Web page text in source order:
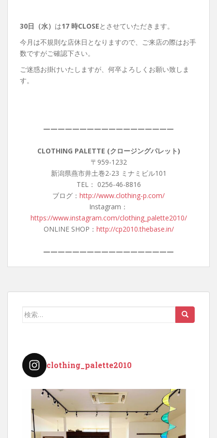
30日（水） は17 時CLOSEとさせていただきます。
今月は不規則な店休日となりますので、ご来店の際はお手
数ですがご確認下さい。
ご迷惑お掛けいたしますが、何卒よろしくお願い致しま
す。
——————————————————
CLOTHING PALETTE (クロージングパレット)
〒959-1232
新潟県燕市井土巻2-23 ミナミビル101
TEL： 0256-46-8816
ブログ： http://www.clothing-p.com/
Instagram：
https://www.instagram.com/clothing_palette2010/
ONLINE SHOP： http://cp2010.thebase.in/
——————————————————
検
clothing_palette2010